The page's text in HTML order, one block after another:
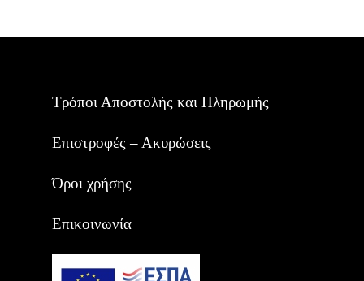
Τρόποι Αποστολής και Πληρωμής
Επιστροφές – Ακυρώσεις
Όροι χρήσης
Επικοινωνία